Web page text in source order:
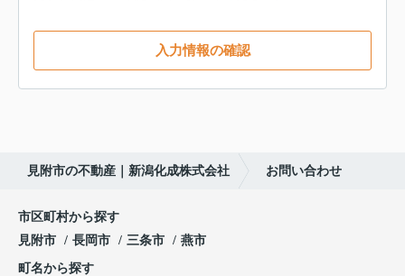
入力情報の確認
見附市の不動産｜新潟化成株式会社 お問い合わせ
市区町村から探す
見附市
長岡市 三条市 燕市
町名から探す